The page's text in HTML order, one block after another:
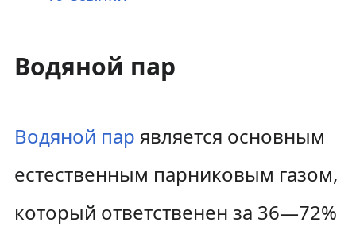
Водяной пар
Водяной пар является основным
естественным парниковым газом,
который ответственен за 36—72%